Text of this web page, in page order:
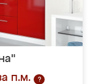
п.м.
?